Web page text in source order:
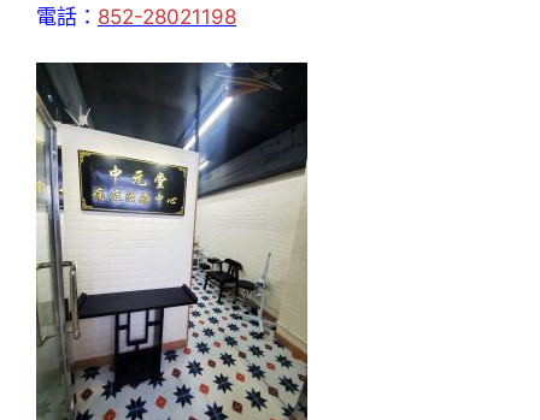
電話： 852-28021198